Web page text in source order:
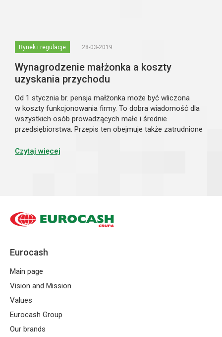
Rynek i regulacje 28-03-2019
Wynagrodzenie małżonka a koszty
uzyskania przychodu
Od 1 stycznia br. pensja małżonka może być wliczona
w koszty funkcjonowania firmy. To dobra wiadomość dla
wszystkich osób prowadzących małe i średnie
przedsiębiorstwa. Przepis ten obejmuje także zatrudnione
spółki cywilnej. Zatrudnienie mał...
Czytaj więcej
Eurocash
Main page
Vision and Mission
Values
Eurocash Group
Our brands